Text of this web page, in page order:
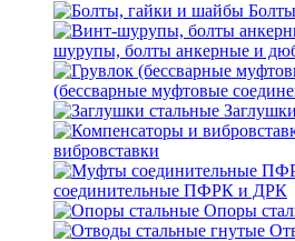
шурупы, болты анкерные и
(бессварные муфтовые
вибровставки
соединительные ПФРК и ДРК
Опоры